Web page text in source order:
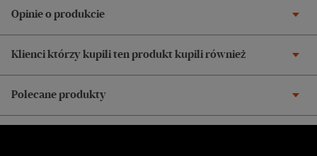
Opinie o produkcie
Klienci którzy kupili ten produkt kupili również
Polecane produkty